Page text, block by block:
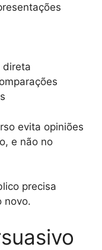
direta
evita opiniões
e não no
precisa
novo.